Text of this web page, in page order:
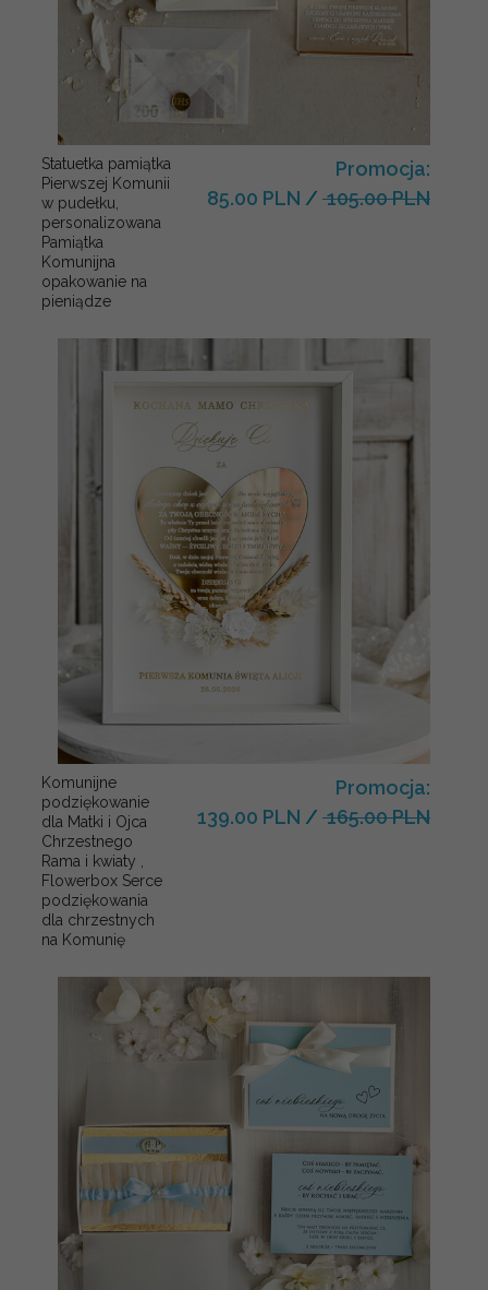
Statuetka pamiątka
Pierwszej Komunii
w pudełku,
personalizowana
Pamiątka
Komunijna
opakowanie na
pieniądze
Promocja:
85.00 PLN / 105.00 PLN
Komunijne
podziękowanie
dla Matki i Ojca
Chrzestnego
Rama i kwiaty ,
Flowerbox Serce
podziękowania
dla chrzestnych
na Komunię
Promocja:
139.00 PLN / 165.00 PLN